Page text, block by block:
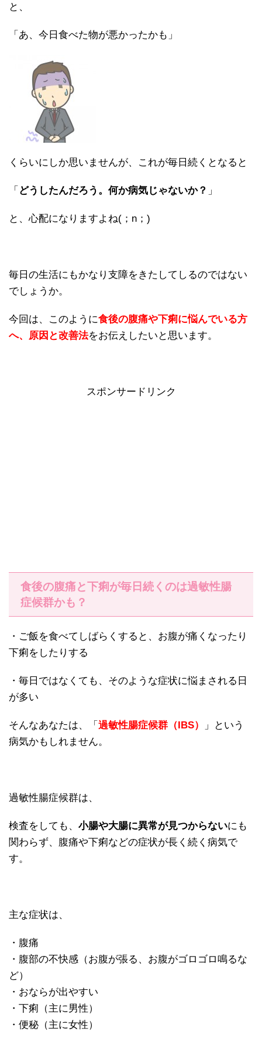
と、
「あ、今日食べた物が悪かったかも」
くらいにしか思いませんが、これが毎日続くとなると
「 どうしたんだろう。何か病気じゃないか？ 」
と、心配になりますよね(；n；)
毎日の生活にもかなり支障をきたしてしるのではない
でしょうか。
今回は、このように食後の腹痛や下痢に悩んでいる方
へ、原因と改善法をお伝えしたいと思います。
スポンサードリンク
食後の腹痛と下痢が毎日続くのは過敏性腸
症候群かも？
・ご飯を食べてしばらくすると、お腹が痛くなったり
下痢をしたりする
・毎日ではなくても、そのような症状に悩まされる日
が多い
そんなあなたは、「 過敏性腸症候群（IBS）
」という
病気かもしれません。
過敏性腸症候群は、
検査をしても、 小腸や大腸に異常が見つからないにも
関わらず、腹痛や下痢などの症状が長く続く病気で
す。
主な症状は、
・腹痛
・腹部の不快感（お腹が張る、お腹がゴロゴロ鳴るな
ど）
・おならが出やすい
・下痢（主に男性）
・便秘（主に女性）